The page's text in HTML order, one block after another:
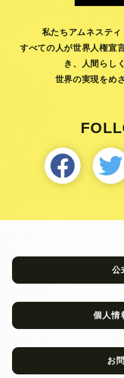
私たちアムネスティ
すべての人が世界人権宣
き、
人間らし
世界の実現をめ
公
個人情
お